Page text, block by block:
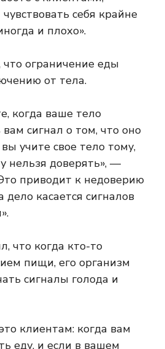
себя крайне
и плохо».
что ограничение еды
от тела.
когда ваше тело
сигнал о том, что оно
учите свое тело тому,
нельзя доверять», —
приводит к недоверию
дело касается сигналов
что когда кто-то
пищи, его организм
сигналы голода и
клиентам: когда вам
еду, и если в вашем